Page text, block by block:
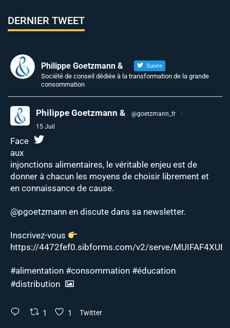
DERNIER TWEET
Philippe Goetzmann & Suivre
Société de conseil dédiée à la transformation de la grande
consommation
Philippe Goetzmann & @goetzmann_fr
·
15 Juil
Face
aux
injonctions alimentaires, le véritable enjeu est de
donner à chacun les moyens de choisir librement et
en connaissance de cause.
@pgoetzmann en discute dans sa newsletter.
Inscrivez-vous
https://4472fef0.sibforms.com/v2/serve/
#alimentation #consommation #éducation
#distribution
1 1 Twitter